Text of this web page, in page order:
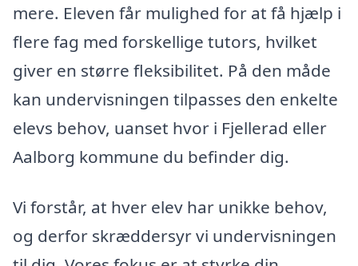
mere. Eleven får mulighed for at få hjælp i
flere fag med forskellige tutors, hvilket
giver en større fleksibilitet. På den måde
kan undervisningen tilpasses den enkelte
elevs behov, uanset hvor i Fjellerad eller
Aalborg kommune du befinder dig.
Vi forstår, at hver elev har unikke behov,
og derfor skræddersyr vi undervisningen